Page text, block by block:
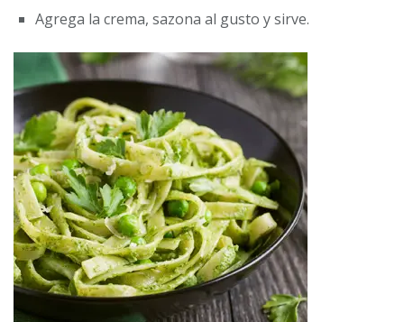
Agrega la crema, sazona al gusto y sirve.